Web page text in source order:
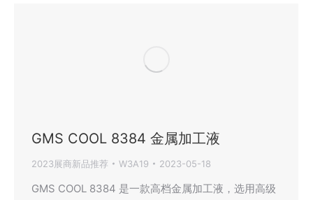
GMS COOL 8384 金属加工液
2023展商新品推荐 W3A19 2023-05-18
GMS COOL 8384 是一款高档金属加工液，选用高级